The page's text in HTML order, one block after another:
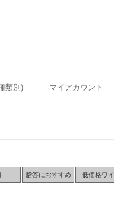
類別) マイアカウント
贈答におすすめ 低価格ワ